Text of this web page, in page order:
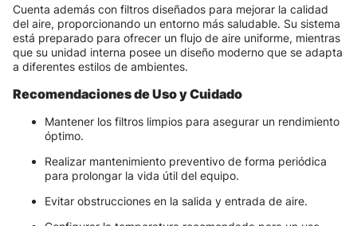
Cuenta además con filtros diseñados para mejorar la calidad
del aire, proporcionando un entorno más saludable. Su sistema
está preparado para ofrecer un flujo de aire uniforme, mientras
que su unidad interna posee un diseño moderno que se adapta
a diferentes estilos de ambientes.
Recomendaciones de Uso y Cuidado
Mantener los filtros limpios para asegurar un rendimiento
óptimo.
Realizar mantenimiento preventivo de forma periódica
para prolongar la vida útil del equipo.
Evitar obstrucciones en la salida y entrada de aire.